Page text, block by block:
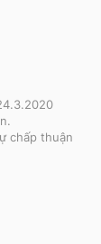
chấp thuận